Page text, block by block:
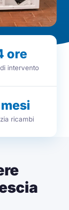
ore
intervento
mesi
ricambi